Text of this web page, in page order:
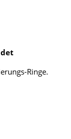
Ringe.